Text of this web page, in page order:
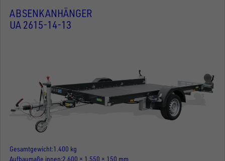
ABSENKANHÄNGER
UA 2615-14-13
Gesamtgewicht 1.400 kg
Aufbaumaße innen 2.600 × 1.550 × 150 mm